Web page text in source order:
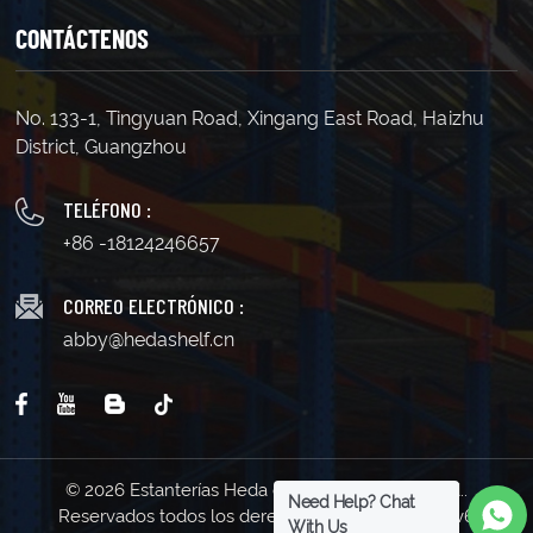
distribución, proporcionando una solución eficaz para
almacenamiento y logística.8. Etiquetado y
la mercancía almacenada.9. Materiales duraderos: Por
lo general, se construyen con materiales duraderos,
como acero laminado en frío, para garantizar una larga
vida útil.Sistema de estanterías para almacén
Desempeña un papel crucial en diversas industrias al
proporcionar soluciones eficientes de
almacenamiento y logística.
CONTÁCTENOS
No. 133-1, Tingyuan Road, Xingang East Road, Haizhu
District, Guangzhou
TELÉFONO :
+86 -18124246657
CORREO ELECTRÓNICO :
abby@hedashelf.cn
© 2026 Estanterías Heda de Guangzhou Co., Ltd..
Reservados todos los derechos . | Soporta red IPv6
Need Help? Chat
With Us